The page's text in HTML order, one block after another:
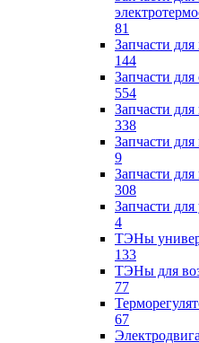
81
Запчасти
144
Запчасти
554
Запчасти для
338
Запчасти
9
Запчасти
308
Запчасти
4
ТЭНы
133
ТЭНы для
77
67